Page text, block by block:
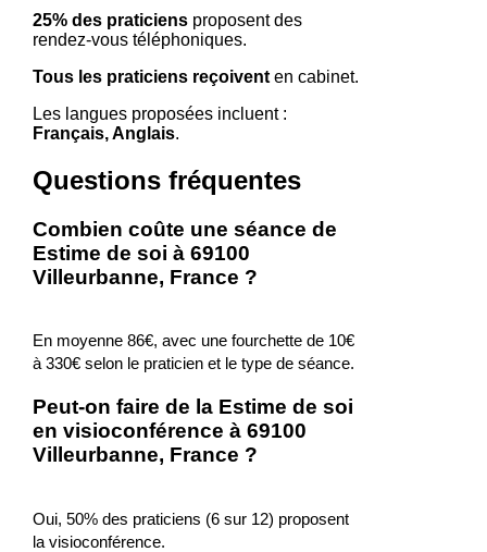
25% des praticiensproposent des
rendez-vous téléphoniques.
Tous les praticiens reçoiventen cabinet.
Les langues proposées incluent :
Français, Anglais.
Questions fréquentes
Combien coûte une séance de
Estime de soi à 69100
Villeurbanne, France ?
En moyenne 86€, avec une fourchette de 10€
à 330€ selon le praticien et le type de séance.
Peut-on faire de la Estime de soi
en visioconférence à 69100
Villeurbanne, France ?
Oui, 50% des praticiens (6 sur 12) proposent
la visioconférence.